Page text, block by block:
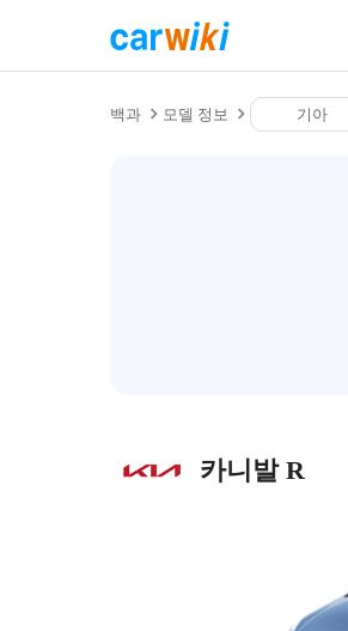
백과 모델 정보 기아
카니발 R